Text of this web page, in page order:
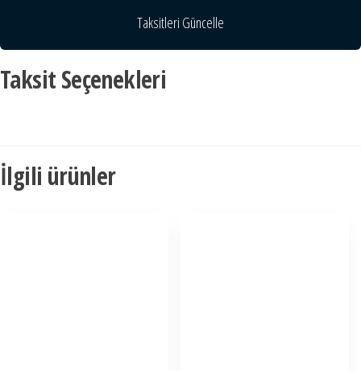
Taksitleri Güncelle
Taksit Seçenekleri
İlgili ürünler